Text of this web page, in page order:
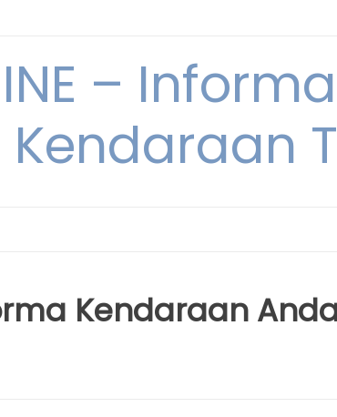
–
Kendaraan